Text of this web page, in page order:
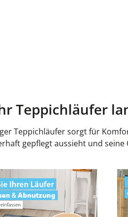
Teppichläufer
Teppichläufer sorgt für
gepflegt aussieht und